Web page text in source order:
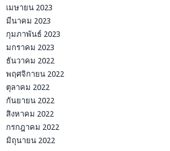
เมษายน 2023
มีนาคม 2023
กุมภาพันธ์ 2023
มกราคม 2023
ธันวาคม 2022
พฤศจิกายน 2022
ตุลาคม 2022
กันยายน 2022
สิงหาคม 2022
กรกฎาคม 2022
มิถุนายน 2022